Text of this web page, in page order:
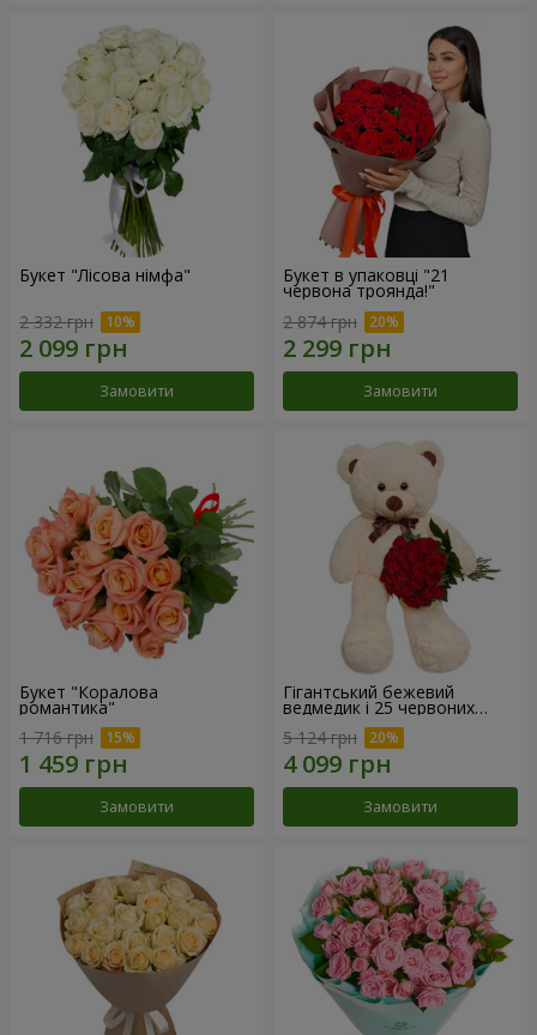
Букет "Лісова німфа"
2 332 грн
Замовити
Букет в упаковці "21
червона троянда!"
2 874 грн
Замовити
Букет "Коралова
романтика"
1 716 грн
Замовити
Гігантський бежевий
ведмедик і 25 червоних
троянд
5 124 грн
Замовити